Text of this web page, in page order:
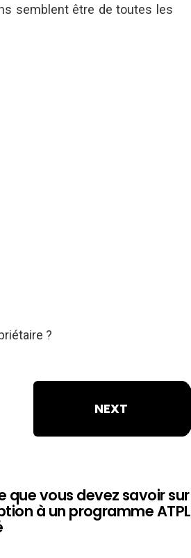
semblent être de toutes les
?
NEXT
que vous devez savoir sur
à un programme ATPL